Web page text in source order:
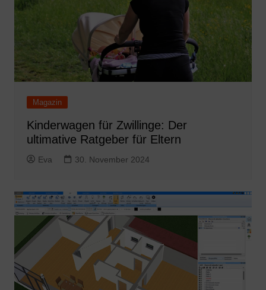
Magazin
Kinderwagen für Zwillinge: Der
ultimative Ratgeber für Eltern
Eva 30. November 2024